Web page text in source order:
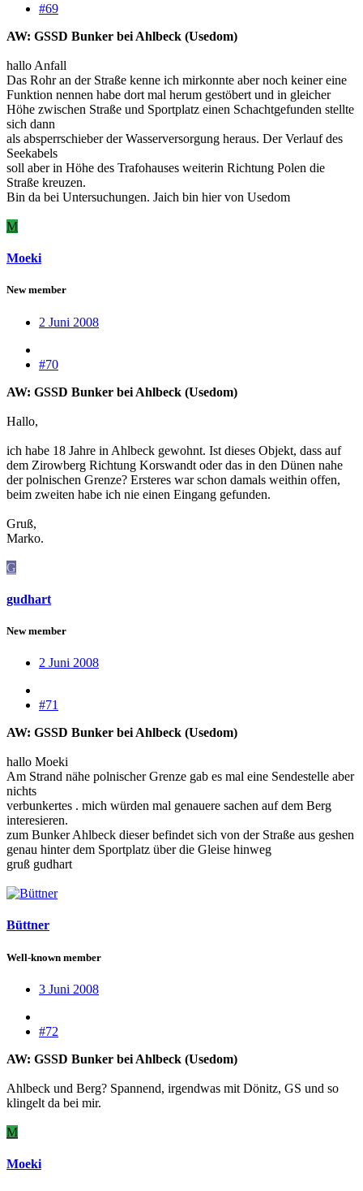
#69
AW: GSSD Bunker bei Ahlbeck (Usedom)
hallo Anfall
Das Rohr an der Straße kenne ich mirkonnte aber noch keiner eine
Funktion nennen habe dort mal herum gestöbert und in gleicher
Höhe zwischen Straße und Sportplatz einen Schachtgefunden stellte
sich dann
als absperrschieber der Wasserversorgung heraus. Der Verlauf des
Seekabels
soll aber in Höhe des Trafohauses weiterin Richtung Polen die
Straße kreuzen.
Bin da bei Untersuchungen. Jaich bin hier von Usedom
M
Moeki
New member
2 Juni 2008
#70
AW: GSSD Bunker bei Ahlbeck (Usedom)
Hallo,
ich habe 18 Jahre in Ahlbeck gewohnt. Ist dieses Objekt, dass auf
dem Zirowberg Richtung Korswandt oder das in den Dünen nahe
der polnischen Grenze? Ersteres war schon damals weithin offen,
beim zweiten habe ich nie einen Eingang gefunden.
Gruß,
Marko.
G
gudhart
New member
2 Juni 2008
#71
AW: GSSD Bunker bei Ahlbeck (Usedom)
hallo Moeki
Am Strand nähe polnischer Grenze gab es mal eine Sendestelle aber
nichts
verbunkertes . mich würden mal genauere sachen auf dem Berg
interesieren.
zum Bunker Ahlbeck dieser befindet sich von der Straße aus geshen
genau hinter dem Sportplatz über die Gleise hinweg
gruß gudhart
Büttner
Well-known member
3 Juni 2008
#72
AW: GSSD Bunker bei Ahlbeck (Usedom)
Ahlbeck und Berg? Spannend, irgendwas mit Dönitz, GS und so
klingelt da bei mir.
M
Moeki